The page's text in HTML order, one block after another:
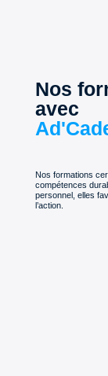
Nos
avec
Nos formations
compétences
personnel, elles
l’action.